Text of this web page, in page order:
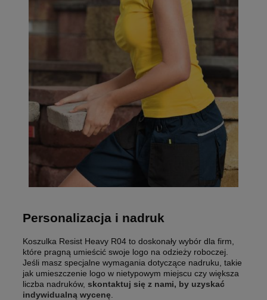
Personalizacja i nadruk
Koszulka Resist Heavy R04 to doskonały wybór dla firm,
które pragną umieścić swoje logo na odzieży roboczej.
Jeśli masz specjalne wymagania dotyczące nadruku, takie
jak umieszczenie logo w nietypowym miejscu czy większa
liczba nadruków, skontaktuj się z nami, by uzyskać
indywidualną wycenę